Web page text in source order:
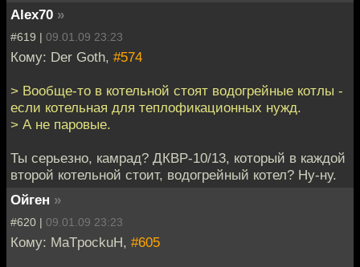
Alex70 »
#619 | 09.01.09 23:23
Кому: Der Goth, #574
> Вообще-то в котельной стоят водогрейные котлы -
если котельная для теплофикационных нужд.
> А не паровые.
Ты серьезно, камрад? ДКВР-10/13, который в каждой
второй котельной стоит, водогрейный котел? Ну-ну.
Ойген »
#620 | 09.01.09 23:23
Кому: MaTpockuH, #605